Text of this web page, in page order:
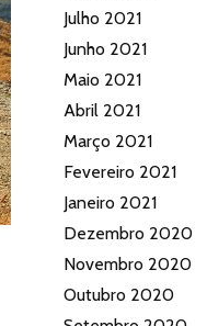
Julho 2021
Junho 2021
Maio 2021
Abril 2021
Março 2021
Fevereiro 2021
Janeiro 2021
Dezembro 2020
Novembro 2020
Outubro 2020